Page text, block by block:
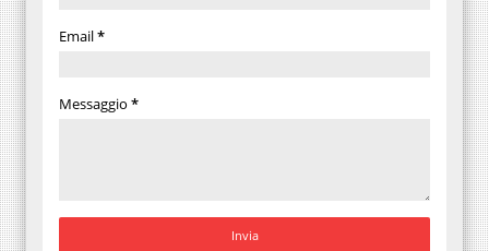
Email*
Messaggio *